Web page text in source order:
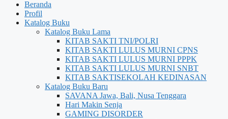
Beranda
Profil
Katalog Buku
Katalog Buku Lama
KITAB SAKTI TNI/POLRI
KITAB SAKTI LULUS MURNI CPNS
KITAB SAKTI LULUS MURNI PPPK
KITAB SAKTI LULUS MURNI SNBT
KITAB SAKTISEKOLAH KEDINASAN
Katalog Buku Baru
SAVANA Jawa, Bali, Nusa Tenggara
Hari Makin Senja
GAMING DISORDER